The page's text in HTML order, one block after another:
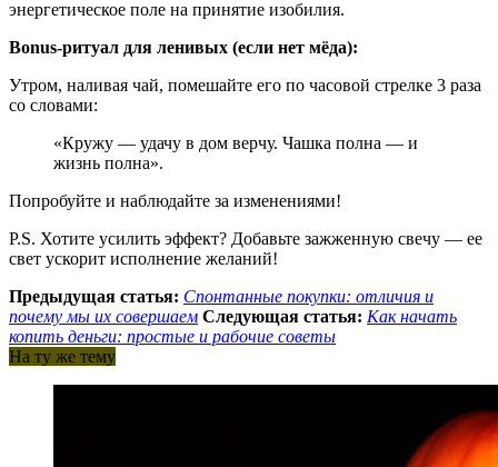
энергетическое поле на принятие изобилия.
Bonus-ритуал для ленивых (если нет мёда):
Утром, наливая чай, помешайте его по часовой стрелке 3 раза
со словами:
«Кружу — удачу в дом верчу. Чашка полна — и
жизнь полна».
Попробуйте и наблюдайте за изменениями!
P.S. Хотите усилить эффект? Добавьте зажженную свечу — ее
свет ускорит исполнение желаний!
Предыдущая статья: Спонтанные покупки: отличия и
почему мы их совершаем Следующая статья: Как начать
копить деньги: простые и рабочие советы
На ту же тему